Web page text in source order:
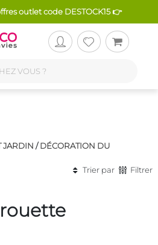
outlet code DESTOCK15 👉
JARDIN /DÉCORATION DU
Trier par
Filtrer